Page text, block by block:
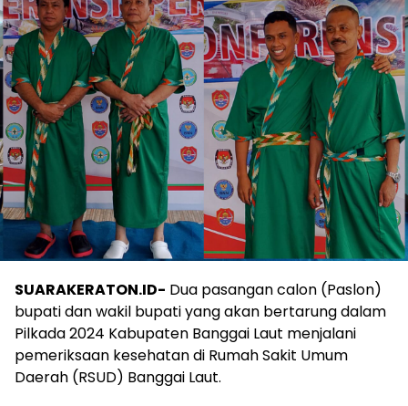
SUARAKERATON.ID- Dua pasangan calon (Paslon)
bupati dan wakil bupati yang akan bertarung dalam
Pilkada 2024 Kabupaten Banggai Laut menjalani
pemeriksaan kesehatan di Rumah Sakit Umum
Daerah (RSUD) Banggai Laut.